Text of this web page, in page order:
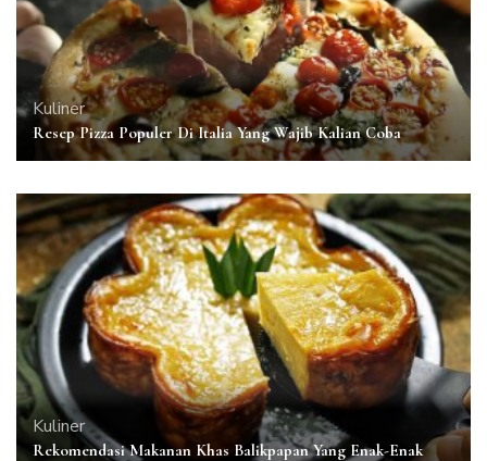
Kuliner
Resep Pizza Populer Di Italia Yang Wajib Kalian Coba
Kuliner
Rekomendasi Makanan Khas Balikpapan Yang Enak-Enak